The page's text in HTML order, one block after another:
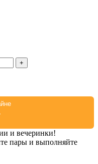
+
и вечеринки!
пары и выполняйте